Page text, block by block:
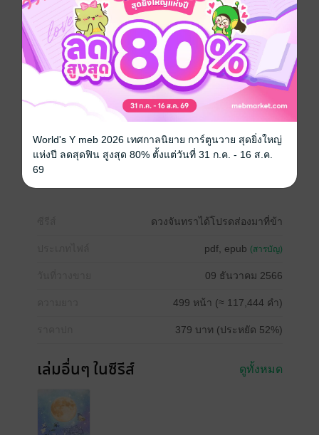
ได้โปรดส่องมาที่ข้า' เล่มฟ้าพาร์ทแรกนะคะ (มีสองเล่มจบ
ค่ะ) โดยถ้าหากตามมาจากเล่มแรกก็สามารถอ่านได้เลย
(มี E-book แจกฟรีลองค้นหาดูได้) หรือถ้าหากใครอยากจะ
ลองเริ่มอ่านจากเล่มนี้ก่อนก็แล้วแต่ค่า (แต่แนะนำว่าควร
กลับไปอ่านเล่มแรกด้วยจะอินกว่ามาก ๆ >///<)
**ราคาหน้าเว็บจะไม่เท่ากับ IOS นะคะ ยังไงหากนักอ่าน
ซื้อจากหน้าเว็บราคาจะประหยัดกว่ามาก ขอบคุณค่ะ**
จีนโบราณ กำลังภายใน ทะลุมิติ โรแมนติก
แฟนตาซี
ดวงจันทราได้โปรดส่องมาที่ข้า
pdf, epub (สารบัญ)
09 ธันวาคม 2566
499 หน้า (≈ 117,444 คำ)
379 บาท (ประหยัด 52%)
เล่มอื่นๆ ในซีรีส์ ดูทั้งหมด
World's Y meb 2026 เทศกาลนิยาย การ์ตูนวาย สุดยิ่งใหญ่
แห่งปี ลดสุดฟิน สูงสุด 80% ตั้งแต่วันที่ 31 ก.ค. - 16 ส.ค.
69